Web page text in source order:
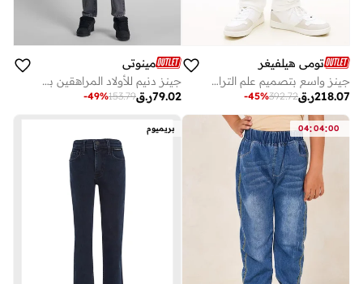
تومي هيلفيغر
جينز واسع بتصميم علم التراث للأطفال
ر.ق218.07
392.72
-45%
مينوتي
جينز دنيم للأولاد المراهقين بتفاصيل ممزقة وطبعة داخلية
ر.ق79.02
153.79
-49%
04:04:00 بريميوم